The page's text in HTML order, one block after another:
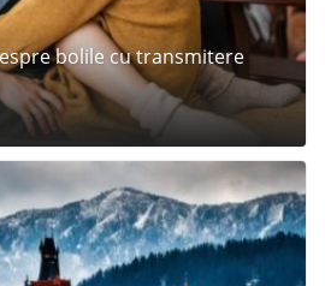
bolile cu transmitere